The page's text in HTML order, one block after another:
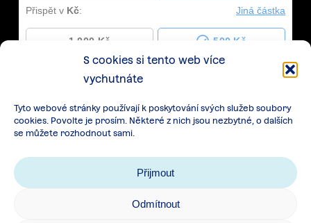
S cookies si tento web více
vychutnáte
Tyto webové stránky používají k poskytování svých služeb soubory
cookies. Povolte je prosím. Některé z nich jsou nezbytné, o dalších
se můžete rozhodnout sami.
Přijmout
Odmítnout